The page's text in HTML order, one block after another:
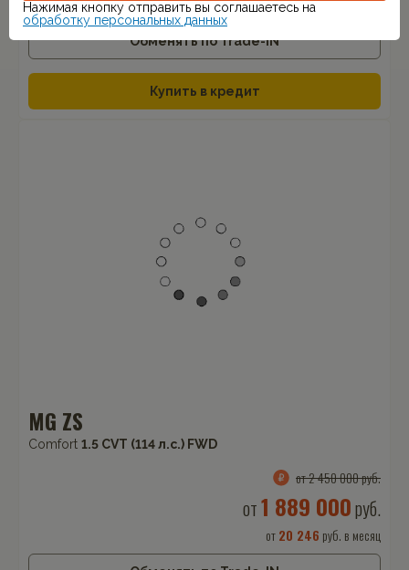
от20 997руб. в месяц
Обменять по Trade-IN
Купить в кредит
MG ZS
Comfort 1.5 CVT (114 л.с.) FWD
от 2 450 000 руб.
от1 889 000руб.
от20 246 руб. в месяц
Нажимая кнопку отправить вы соглашаетесь на
обработку персональных данных